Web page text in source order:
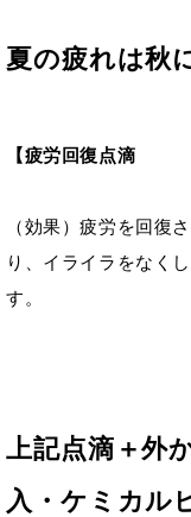
夏の疲れは秋
【疲労回復点滴
（効果）疲労を回復
り、イライラをなく
す。
上記点滴＋外
入・ケミカ